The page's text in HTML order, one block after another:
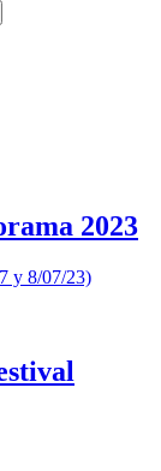
2023
y 8/07/23)